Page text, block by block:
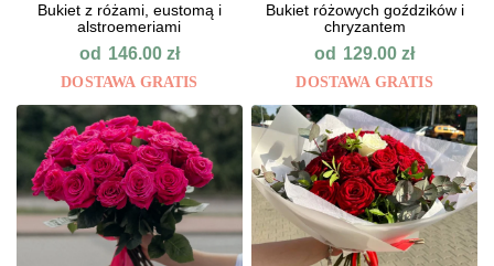
Bukiet z różami, eustomą i
alstroemeriami
od 146.00 zł
DOSTAWA GRATIS
Bukiet różowych goździków i
chryzantem
od 129.00zł
DOSTAWA GRATIS